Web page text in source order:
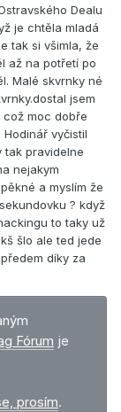
Dealu
je chtěla mladá
tak si všimla, že
až na potřetí po
Malé skvrnky né
jsem
moc dobře
vyčistil
tak pravidelne
nejakym
a myslím že
? když
to taky už
šlo ale ted jede
díky za
Fórum je
prosím.